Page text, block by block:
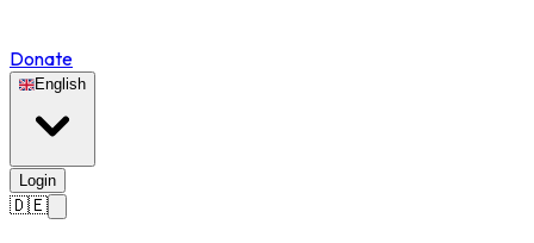
Donate
English
Login
🇩🇪